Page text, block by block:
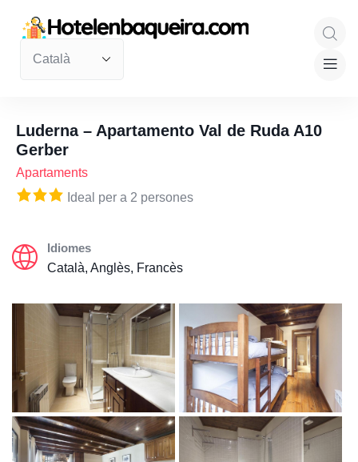
Luderna – Apartamento Val de Ruda A10
Gerber
Apartaments
Ideal per a 2 persones
Idiomes
Català, Anglès, Francès